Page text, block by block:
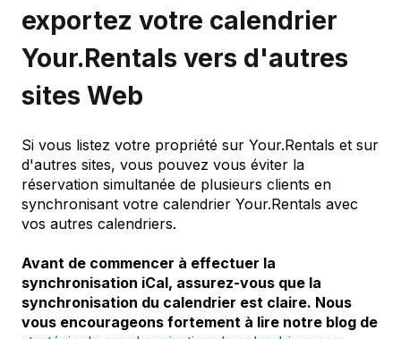
exportez votre calendrier
Your.Rentals vers d'autres
sites Web
Si vous listez votre propriété sur Your.Rentals et sur
d'autres sites, vous pouvez vous éviter la
réservation simultanée de plusieurs clients en
synchronisant votre calendrier Your.Rentals avec
vos autres calendriers.
Avant de commencer à effectuer la
synchronisation iCal, assurez-vous que la
synchronisation du calendrier est claire. Nous
vous encourageons fortement à lire notre blog de